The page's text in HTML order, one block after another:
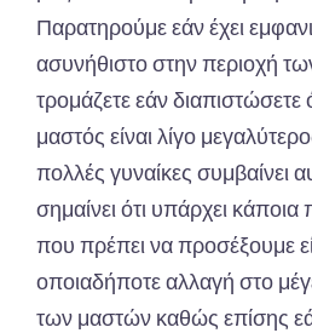
Παρατηρούμε εάν έχει
ασυνήθιστο στην περιοχή
τρομάζετε εάν διαπιστώσετε
μαστός είναι λίγο
πολλές γυναίκες συμβαίνει
σημαίνει ότι υπάρχει
που πρέπει να προσέξουμε
οποιαδήποτε αλλαγή στο
των μαστών καθώς επίσης